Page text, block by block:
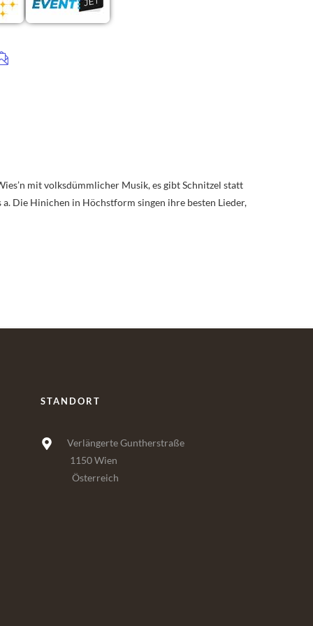
mit volksdümmlicher Musik, es gibt Schnitzel statt
Die Hinichen in Höchstform singen ihre besten Lieder,
STANDORT
Verlängerte Guntherstraße
1150 Wien
Österreich